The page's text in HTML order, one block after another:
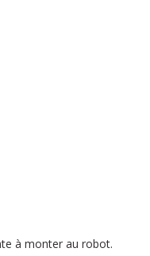
à monter au robot.